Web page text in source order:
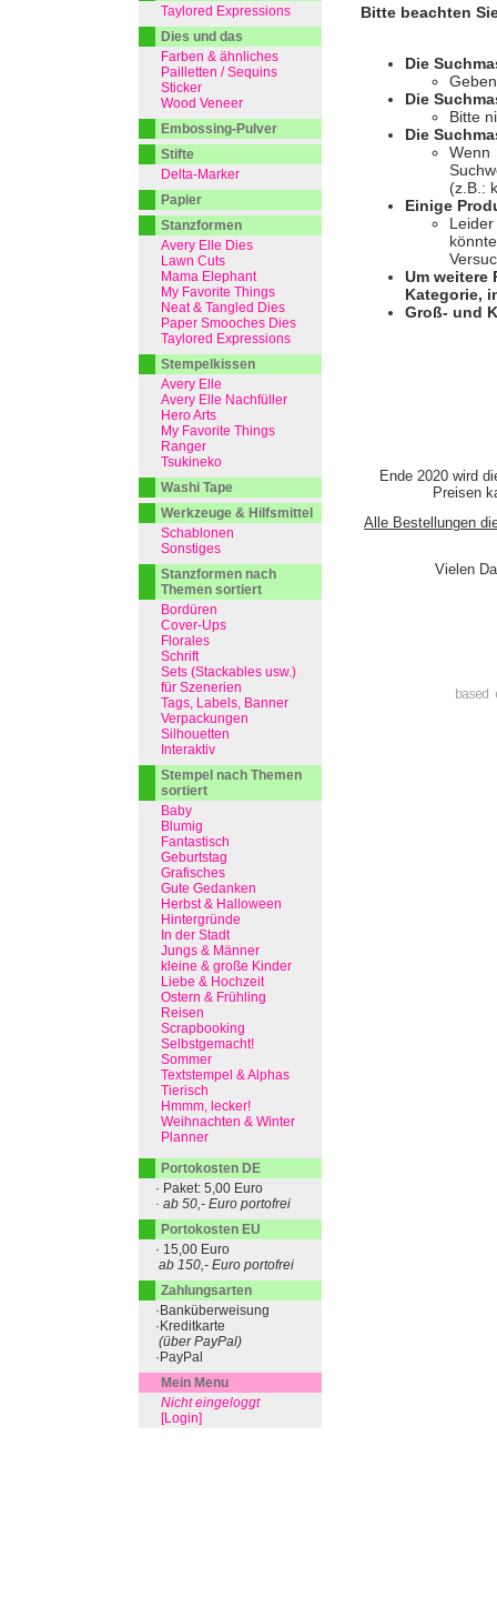
Bitte beachten
Die
Die
Bitte
Die
(z.B.:
Einige
Um weitere
Kategorie,
Groß- und
Ende 2020 wird
Preisen
Alle Bestellungen
Vielen
Taylored Expressions
Dies und das
Farben & ähnliches
Pailletten / Sequins
Sticker
Wood Veneer
Embossing-Pulver
Stifte
Delta-Marker
Papier
Stanzformen
Avery Elle Dies
Lawn Cuts
Mama Elephant
My Favorite Things
Neat & Tangled Dies
Paper Smooches Dies
Taylored Expressions
Stempelkissen
Avery Elle
Avery Elle Nachfüller
Hero Arts
My Favorite Things
Ranger
Tsukineko
Washi Tape
Werkzeuge & Hilfsmittel
Schablonen
Sonstiges
Stanzformen nach
Themen sortiert
Bordüren
Cover-Ups
Florales
Schrift
Sets (Stackables usw.)
für Szenerien
Tags, Labels, Banner
Verpackungen
Silhouetten
Interaktiv
Stempel nach Themen
sortiert
Baby
Blumig
Fantastisch
Geburtstag
Grafisches
Gute Gedanken
Herbst & Halloween
Hintergründe
In der Stadt
Jungs & Männer
kleine & große Kinder
Liebe & Hochzeit
Ostern & Frühling
Reisen
Scrapbooking
Selbstgemacht!
Sommer
Textstempel & Alphas
Tierisch
Hmmm, lecker!
Weihnachten & Winter
Planner
Portokosten DE
· Paket: 5,00 Euro
· ab 50,- Euro portofrei
Portokosten EU
· 15,00 Euro
ab 150,- Euro portofrei
Zahlungsarten
·Banküberweisung
·Kreditkarte
(über PayPal)
·PayPal
Mein Menu
Nicht eingeloggt
[Login]